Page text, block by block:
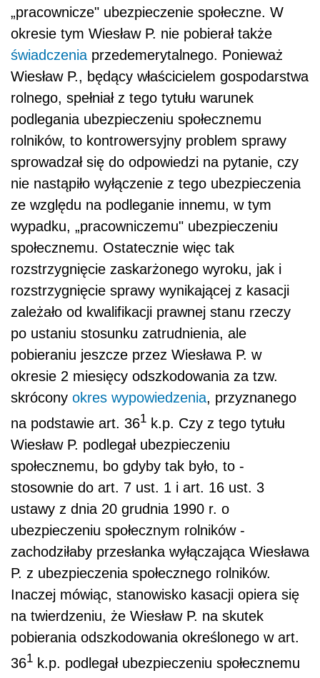
„pracownicze" ubezpieczenie społeczne. W
okresie tym Wiesław P. nie pobierał także
świadczenia przedemerytalnego. Ponieważ
Wiesław P., będący właścicielem gospodarstwa
rolnego, spełniał z tego tytułu warunek
podlegania ubezpieczeniu społecznemu
rolników, to kontrowersyjny problem sprawy
sprowadzał się do odpowiedzi na pytanie, czy
nie nastąpiło wyłączenie z tego ubezpieczenia
ze względu na podleganie innemu, w tym
wypadku, „pracowniczemu" ubezpieczeniu
społecznemu. Ostatecznie więc tak
rozstrzygnięcie zaskarżonego wyroku, jak i
rozstrzygnięcie sprawy wynikającej z kasacji
zależało od kwalifikacji prawnej stanu rzeczy
po ustaniu stosunku zatrudnienia, ale
pobieraniu jeszcze przez Wiesława P. w
okresie 2 miesięcy odszkodowania za tzw.
skrócony okres wypowiedzenia, przyznanego
na podstawie art. 361 k.p. Czy z tego tytułu
Wiesław P. podlegał ubezpieczeniu
społecznemu, bo gdyby tak było, to -
stosownie do art. 7 ust. 1 i art. 16 ust. 3
ustawy z dnia 20 grudnia 1990 r. o
ubezpieczeniu społecznym rolników -
zachodziłaby przesłanka wyłączająca Wiesława
P. z ubezpieczenia społecznego rolników.
Inaczej mówiąc, stanowisko kasacji opiera się
na twierdzeniu, że Wiesław P. na skutek
pobierania odszkodowania określonego w art.
361 k.p. podlegał ubezpieczeniu społecznemu